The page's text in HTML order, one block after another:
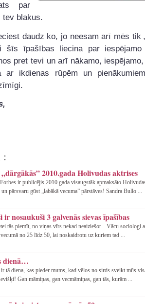
par
tev blakus.
daudz ko, jo neesam arī mēs tik
šīs īpašības liecina par iespējamo
pret tevi un arī nākamo,
ar ikdienas rūpēm un
:
„dārgākās” 2010.gada Holivudas aktrises
ir publicējis 2010.gada visaugstāk apmaksāto
un pārsvaru gūst „labākā vecuma” pārstāves! Sandra Bullo ...
ir nosaukuši 3 galvenās sievas īpašības
tās piemīt, no viņas vīrs nekad neaiziešot... Vācu sociologi
no 25 līdz 50, lai noskaidrotu uz kuriem tad ...
dienā…
ir tā diena, kas pieder mums, kad vēlos no sirds sveikt mūs
Gan māmiņas, gan vecmāmiņas, gan tās, kurām ...